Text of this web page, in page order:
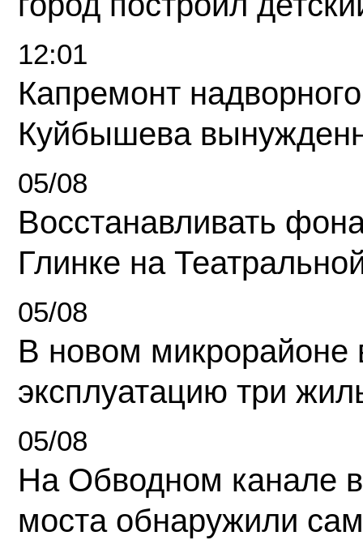
12:01
Капремонт
Куйбышева
05/08
Восстанавливать
Глинке на
05/08
В новом микрорайоне
эксплуатацию три
05/08
На Обводном канале
моста обнаружили